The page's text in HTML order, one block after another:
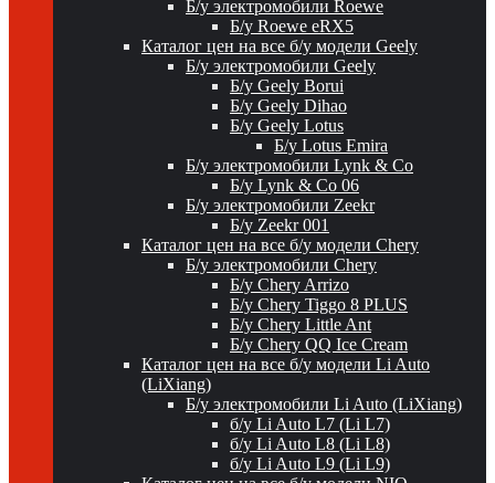
Б/у электромобили Roewe
Б/у Roewe eRX5
Каталог цен на все б/у модели Geely
Б/у электромобили Geely
Б/у Geely Borui
Б/у Geely Dihao
Б/у Geely Lotus
Б/у Lotus Emira
Б/у электромобили Lynk & Co
Б/у Lynk & Co 06
Б/у электромобили Zeekr
Б/у Zeekr 001
Каталог цен на все б/у модели Chery
Б/у электромобили Chery
Б/у Chery Arrizo
Б/у Chery Tiggo 8 PLUS
Б/у Chery Little Ant
Б/у Chery QQ Ice Cream
Каталог цен на все б/у модели Li Auto
(LiXiang)
Б/у электромобили Li Auto (LiXiang)
б/у Li Auto L7 (Li L7)
б/у Li Auto L8 (Li L8)
б/у Li Auto L9 (Li L9)